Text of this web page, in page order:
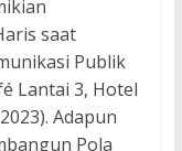
saat
Publik
Lantai 3, Hotel
Adapun
Pola